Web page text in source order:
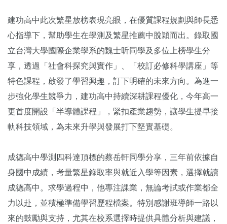
建功高中此次繁星放榜表現亮眼，在優質課程規劃與師長悉
心指導下，幫助學生在學測及繁星推薦中脫穎而出。錄取國
立台灣大學國際企業學系的魏士昕同學及多位上榜學生分
享，透過「社會科探究與實作」、「校訂必修科學講座」等
特色課程，啟發了學習興趣，訂下明確的未來方向。為進一
步強化學生競爭力，建功高中持續深耕課程優化，今年高一
更首度開設「半導體課程」，緊扣產業趨勢，讓學生提早接
軌科技領域，為未來升學與發展打下堅實基礎。
成德高中學測四科達頂標的蔡岳軒同學分享，三年前依據自
身國中成績，考量繁星錄取率與就近入學等因素，選擇就讀
成德高中。求學過程中，他專注課業，無論考試或作業都全
力以赴，並積極準備學習歷程檔案。特別感謝班導師一路以
來的鼓勵與支持，尤其在校系選擇時提供具體分析與建議，